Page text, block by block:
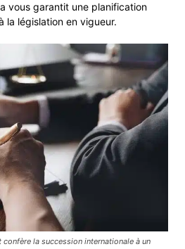
vous garantit une planification
la législation en vigueur.
la succession internationale à un